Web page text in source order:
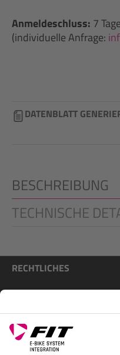
Anmeldeschluss: 7
(individuelle Anfrage:
DATENBLATT
BESCHREIBUNG
TECHNISCHE
RECHTLICHES
SERVICES